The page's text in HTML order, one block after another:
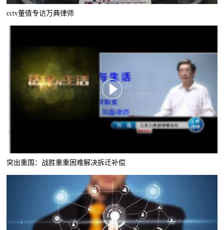
cctv董倩专访万典律师
突出重围：战胜重重困难解决拆迁补偿